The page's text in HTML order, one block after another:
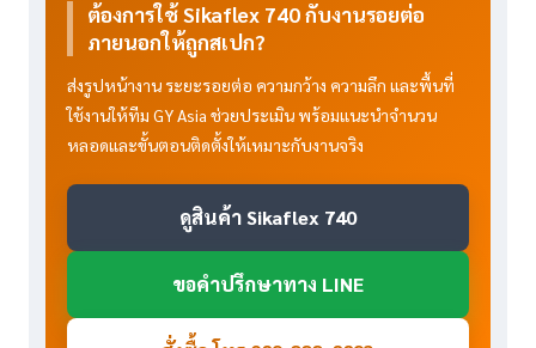
ต้องการใช้ Sikaflex 740 กับงานรอยต่อ
ภายนอกให้ถูกสเปก?
ส่งรูปหน้างาน ระยะรอยต่อ ความกว้าง ความลึก และพื้นที่
ใช้งานให้ทีม GY Asia ช่วยประเมิน พร้อมแนะนำจำนวน
หลอดและขั้นตอนติดตั้งให้เหมาะกับงานจริง
ดูสินค้า Sikaflex 740
ขอคำปรึกษาทาง LINE